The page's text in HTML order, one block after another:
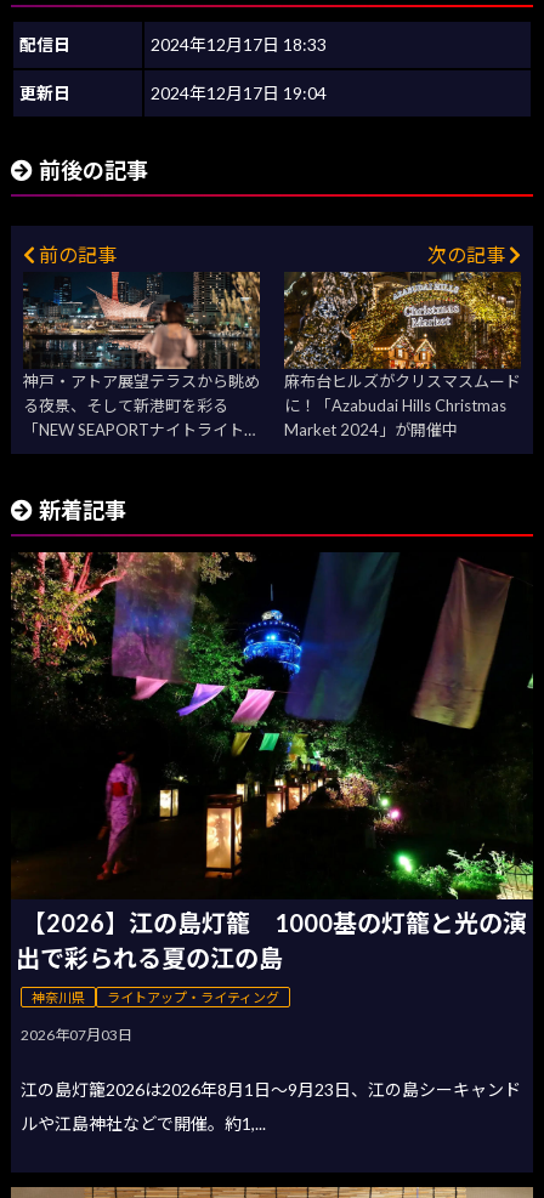
配信日 2024年12月17日 18:33
更新日 2024年12月17日 19:04
前後の記事
前の記事
神戸・アトア展望テラスから眺め
る夜景、そして新港町を彩る
「NEW SEAPORTナイトライト
2024-2025」でロマンティック
次の記事
麻布台ヒルズがクリスマスムード
に！「Azabudai Hills Christmas
Market 2024」が開催中
新着記事
【2026】江の島灯籠 1000基の灯籠と光の演
出で彩られる夏の江の島
神奈川県 ライトアップ・ライティング
2026年07月03日
江の島灯籠2026は2026年8月1日〜9月23日、江の島シーキャンド
ルや江島神社などで開催。約1,...